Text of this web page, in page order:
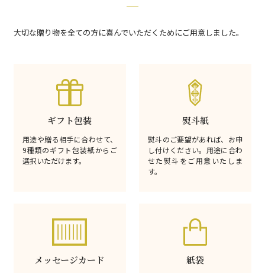
大切な贈り物を全ての方に喜んでいただくためにご用意しました。
ギフト包装
用途や贈る相手に合わせて、
9種類のギフト包装紙からご
選択いただけます。
熨斗紙
熨斗のご要望があれば、お申
し付けください。用途に合わ
せた熨斗をご用意いたしま
す。
メッセージカード 紙袋